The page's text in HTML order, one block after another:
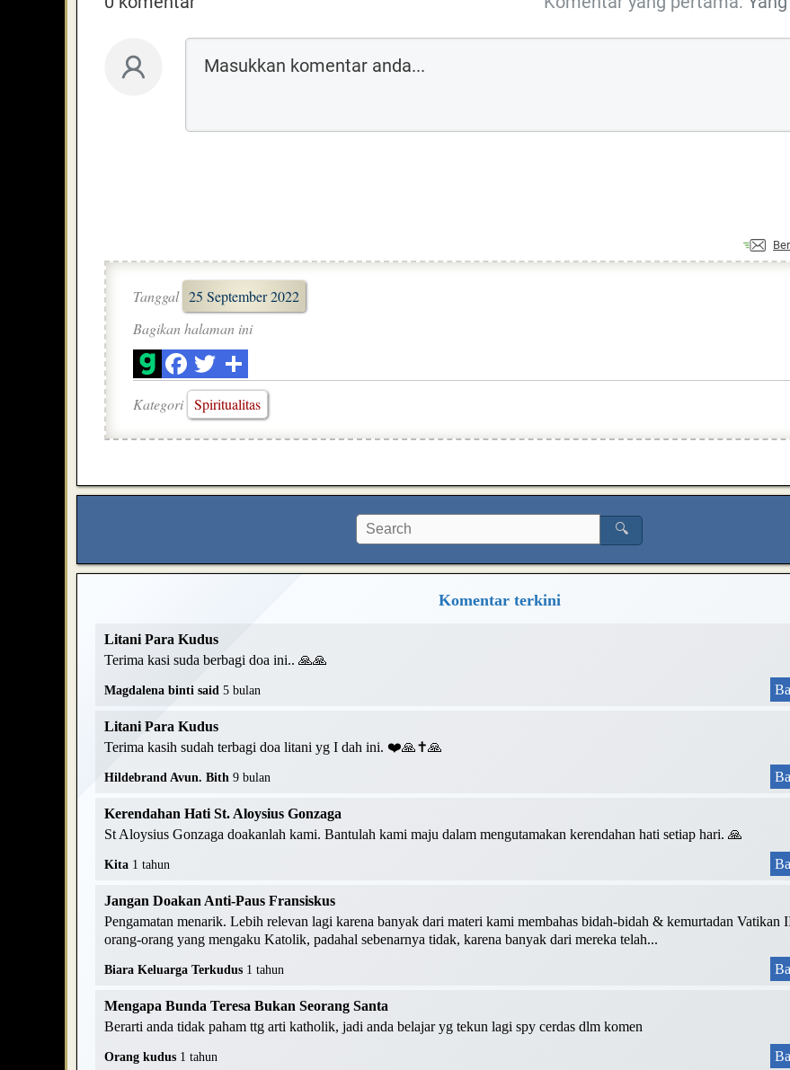
Tanggal 25 September 2022
Bagikan halaman ini
Kategori Spiritualitas
🔍
Komentar terkini
Litani Para Kudus
Terima kasi suda berbagi doa ini.. 🙏🙏
Magdalena binti said 5 bulan
Litani Para Kudus
Terima kasih sudah terbagi doa litani yg I dah ini. ❤️🙏✝️🙏
Hildebrand Avun. Bith 9 bulan
Kerendahan Hati St. Aloysius Gonzaga
St Aloysius Gonzaga doakanlah kami. Bantulah kami maju dalam mengutamakan kerendahan hati setiap hari. 🙏
Kita 1 tahun
Jangan Doakan Anti-Paus Fransiskus
Pengamatan menarik. Lebih relevan lagi karena banyak dari materi kami membahas bidah-bidah & kemurtadan Vatikan
orang-orang yang mengaku Katolik, padahal sebenarnya tidak, karena banyak dari mereka telah...
Biara Keluarga Terkudus 1 tahun
Mengapa Bunda Teresa Bukan Seorang Santa
Berarti anda tidak paham ttg arti katholik, jadi anda belajar yg tekun lagi spy cerdas dlm komen
Orang kudus 1 tahun